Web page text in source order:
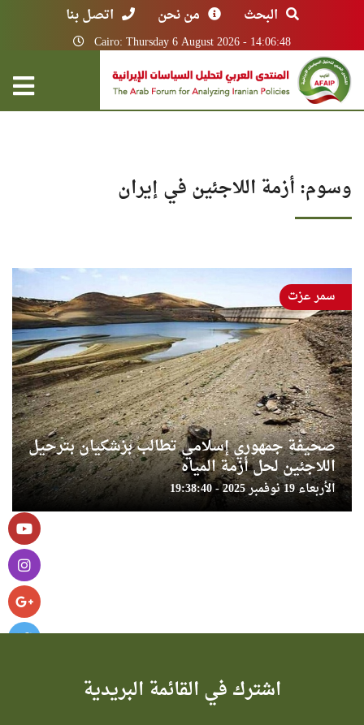
البحث من نحن اتصل بنا
Cairo: Thursday 6 August 2026 - 14:06:48
وسوم: أزمة اللاجئين في إيران
صحيفة جمهوري إسلامي تطالب بزشكيان بترحيل
اللاجئين لحل أزمة المياه
الأربعاء 19 نوفمبر 2025 - 19:38:40
سمر عزت
اشترك في القائمة البريدية